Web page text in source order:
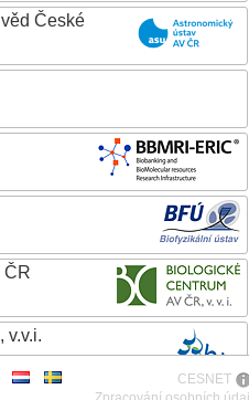
České
ČR
v.v.i.
CESNET